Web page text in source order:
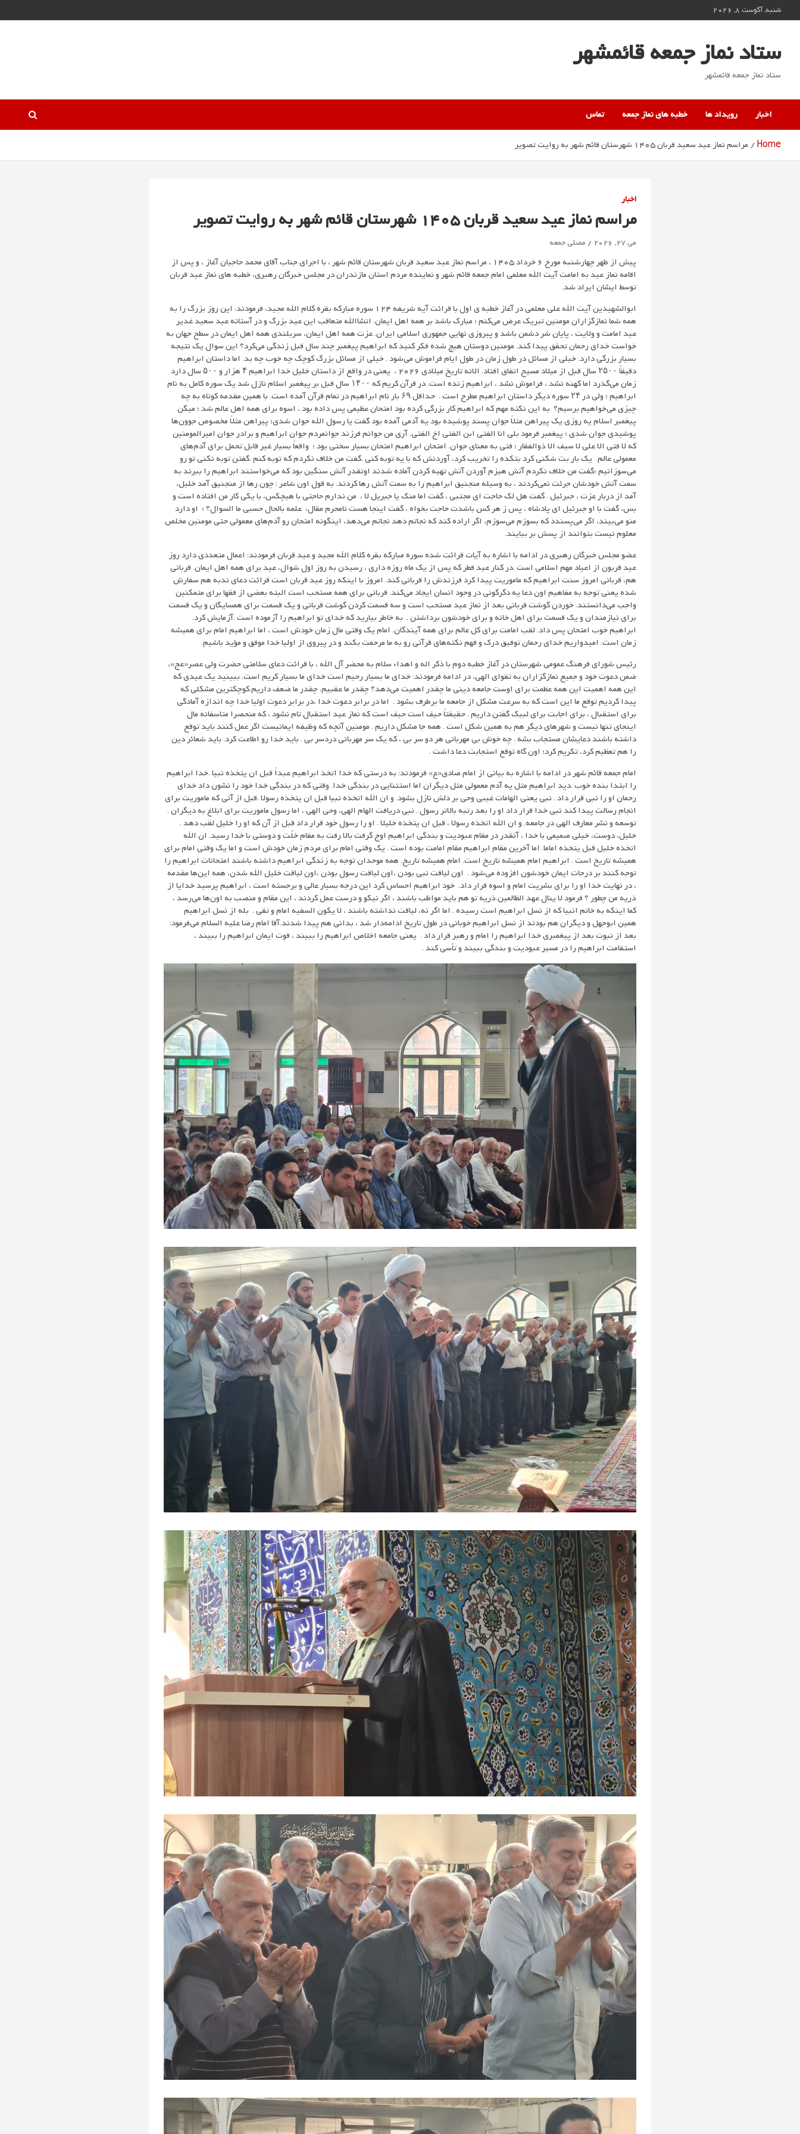
to
شنبه, آگوست 8, 2026
ستاد نماز جمعه قائمشهر
ستاد نماز جمعه قائمشهر
اخبار رویداد ها خطبه های نماز جمعه تماس
Home مراسم نماز عید سعید قربان 1405 شهرستان قائم شهر به روایت تصویر
اخبار
مراسم نماز عید سعید قربان 1405 شهرستان قائم شهر به روایت تصویر
می 27, 2026 مصلی جمعه
پیش از ظهر چهارشنبه مورخ 6 خرداد 1405 ، مراسم نماز عید سعید قربان شهرستان قائم شهر ، با اجرای جناب آقای محمد حاجیان آغاز ، و پس از
اقامه نماز عید به امامت آیت الله معلمی امام جمعه قائم شهر و نماینده مردم استان مازندران در مجلس خبرگان رهبری، خطبه های نماز عید قربان
توسط ایشان ایراد شد.
ابوالشهیدین آیت الله علی معلمی در آغاز خطبه ی اول با قرائت آیه شریفه 124 سوره مبارکه بقره کلام الله مجید، فرمودند: این روز بزرگ را به
همه شما نمازگزاران مومنین تبریک عرض می‌کنم ؛ مبارک باشد بر همه اهل ایمان. انشاالله متعاقب این عید بزرگ و در آستانه عید سعید غدیر
عید امامت و ولایت ، پایان شر دشمن باشد و پیروزی نهایی جمهوری اسلامی ایران. عزت همه اهل ایمان، سربلندی همه اهل ایمان در سطح جهان به
خواست خدای رحمان تحقق پیدا کند. مومنین دوستان هیچ شده فکر کنید که ابراهیم پیغمبر چند سال قبل زندگی می‌کرد؟ این سوال یک نتیجه
بسیار بزرگی دارد. خیلی از مسائل در طول زمان در طول ایام فراموش می‌شود . خیلی از مسائل بزرگ کوچک چه خوب چه بد. اما داستان ابراهیم
دقیقاً ۲۵۰۰ سال قبل از میلاد مسیح اتفاق افتاد. الانه تاریخ میلادی 2026 ، یعنی در واقع از داستان خلیل خدا ابراهیم ۴ هزار و ۵۰۰ سال دارد
زمان می‌گذرد اما کهنه نشد ، فراموش نشد ، ابراهیم زنده است. در قرآن کریم که ۱۴۰۰ سال قبل بر پیغمبر اسلام نازل شد یک سوره کامل به نام
ابراهیم ؛ ولی در ۲۴ سوره دیگر داستان ابراهیم مطرح است . حداقل ۶۹ بار نام ابراهیم در تمام قرآن آمده است. با همین مقدمه کوتاه به چه
چیزی می‌خواهیم برسیم؟ به این نکته مهم که ابراهیم کار بزرگی کرده بود امتحان عظیمی پس داده بود ، اسوه برای همه اهل عالم شد ؛ میگن
پیغمبر اسلام یه روزی یک پیراهن مثلاً جوان پسند پوشیده بود یه آدمی آمده بود گفت یا رسول الله جوان شدی؛ پیراهن مثلاً مخصوص جوون‌ها
پوشیدی جوان شدی ؛ پیغمبر فرمود بلی انا الفتی ابن الفتی اخ الفتی. آری من جوانم فرزند جوانمردم جوان ابراهیم و برادر جوان امیرالمومنین
که لا فتی الا علی لا سیف الا ذوالفقار ؛ فتی به معنای جوان. امتحان ابراهیم امتحان بسیار سختی بود ؛ واقعاً بسیار غیر قابل تحمل برای آدم‌های
معمولی عالم. یک بار بت شکنی کرد بتکده را تخریب کرد، آوردنش که با یه توبه کنی .گفت من خلاف نکردم که توبه کنم .گفتن توبه نکنی تو رو
می‌سوزانیم ؛گفت من خلاف نکردم آتش هیزم آوردن آتش تهیه کردن آماده شدند اونقدر آتش سنگین بود که می‌خواستند ابراهیم را ببرند به
سمت آتش خودشان جرئت نمی‌کردند ، به وسیله منجنیق ابراهیم را به سمت آتش رها کردند. به قول اون شاعر : چون رها از منجنیق آمد خلیل،
آمد از دربار عزت ، جبرئیل . گفت هل لک حاجت ای مجتبی ، گفت اما منک یا جبریل لا ، من ندارم حاجتی با هیچکس، با یکی کار من افتاده است و
بس، گفت با او جبرئیل ای پادشاه ، پس ز هر کس باشدت حاجت بخواه ، گفت اینجا هست نامحرم مقال، علمه بالحال حسبی ما السوال؟ ؛ او دارد
منو می‌بیند، اگر می‌پسندد که بسوزم می‌سوزم، اگر اراده کند که نجاتم دهد نجاتم می‌دهد، اینگونه امتحان رو آدم‌های معمولی حتی مومنین مخلص
معلوم نیست بتوانند از پسش بر بیایند.
عضو مجلس خبرگان رهبری در ادامه با اشاره به آیات قرائت شده سوره مبارکه بقره کلام الله مجید و عید قربان فرمودند: اعمال متعددی دارد روز
عید قربون از اعیاد مهم اسلامی است .در کنار عید فطر که پس از یک ماه روزه داری ، رسیدن به روز اول شوال، عید برای همه اهل ایمان. قربانی
هم، قربانی امروز سنت ابراهیم که ماموریت پیدا کرد فرزندش را قربانی کند. امروز با اینکه روز عید قربان است قرائت دعای ندبه هم سفارش
شده یعنی توجه به مفاهیم اون دعا یه دگرگونی در وجود انسان ایجاد می‌کند. قربانی برای همه مستحب است البته بعضی از فقها برای متمکنین
واجب می‌دانستند. خوردن گوشت قربانی بعد از نماز عید مستحب است و سه قسمت کردن گوشت قربانی و یک قسمت برای همسایگان و یک قسمت
برای نیازمندان و یک قسمت برای اهل خانه و برای خودشون برداشتن . به خاطر بیارید که خدای تو ابراهیم را آزموده است .آزمایش کرد.
ابراهیم خوب امتحان پس داد. لقب امامت برای کل عالم برای همه آیندگان. امام یک وقتی مال زمان خودش است ، اما ابراهیم امام برای همیشه
زمان است. امیدواریم خدای رحمان توفیق درک و فهم نکته‌های قرآنی رو به ما مرحمت بکند و در پیروی از اولیا خدا موفق و مؤید باشیم.
رئیس شورای فرهنگ عمومی شهرستان در آغاز خطبه دوم با ذکر اله و اهداء سلام به محضر آل الله ، با قرائت دعای سلامتی حضرت ولی عصر«عج»،
ضمن دعوت خود و جمیع نمازگزاران به تقوای الهی، در ادامه فرمودند: خدای ما بسیار رحیم است خدای ما بسیار کریم است. ببینید یک عیدی که
این همه اهمیت این همه عظمت برای اوست جامعه دینی ما چقدر اهمیت می‌دهد؟ چقدر ما عقبیم. چقدر ما ضعف داریم.کوچکترین مشکلی که
پیدا کردیم توقع ما این است که به سرعت مشکل از جامعه ما برطرف بشود . اما در برابر دعوت خدا ،در برابر دعوت اولیا خدا چه اندازه آمادگی
برای استقبال ، برای اجابت برای لبیک گفتن داریم . حقیقتاً حیف است حیف است که نماز عید استقبال تام نشود ، که منحصرا متاسفانه مال
اینجای تنها نیست و شهرهای دیگر هم به همین شکل است . همه جا مشکل داریم . مومنین آنچه که وظیفه ایمانیست اگر عمل کنند باید توقع
داشته باشند دعایشان مستجاب بشه . چه خوش بی مهربانی هر دو سر بی ، که یک سر مهربانی دردسر بی . باید خدا رو اطاعت کرد. باید شعائر دین
را هم تعظیم کرد، تکریم کرد؛ اون گاه توقع استجابت دعا داشت .
امام جمعه قائم شهر در ادامه با اشاره به بیانی از امام صادق«ع» فرمودند: به درستی که خدا اتخذ ابراهیم عبداً قبل ان یتخذه نبیا .خدا ابراهیم
را ابتدا بنده خوب .دید ابراهیم مثل یه آدم معمولی مثل دیگران اما استثنایی در بندگی خدا. وقتی که در بندگی خدا خود را نشون داد خدای
رحمان او را نبی قرار داد . نبی یعنی الهامات غیبی وحی بر دلش نازل بشود. و ان الله اتخذه نبیا قبل ان یتخذه رسولا .قبل از آنی که ماموریت برای
انجام رسالت پیدا کند نبی خدا قرار داد او را بعد رتبه بالاتر رسول . نبی دریافت الهام الهی، وحی الهی ، اما رسول ماموریت برای ابلاغ به دیگران .
توسعه و نشر معارف الهی در جامعه. و ان الله اتخذه رسولا ، قبل ان یتخذه خلیلا . او را رسول خود قرار داد قبل از آن که او را خلیل لقب دهد .
خلیل، دوست، خیلی صمیمی با خدا ، آنقدر در مقام عبودیت و بندگی ابراهیم اوج گرفت بالا رفت به مقام خلّت و دوستی با خدا رسید. ان الله
اتخذه خلیل قبل یتخذه اماما. اما آخرین مقام ابراهیم مقام امامت بوده است . یک وقتی امام برای مردم زمان خودش است و اما یک وقتی امام برای
همیشه تاریخ است . ابراهیم امام همیشه تاریخ است. امام همیشه تاریخ. همه موحدان توجه به زندگی ابراهیم داشته باشند امتحانات ابراهیم را
توجه کنند بر درجات ایمان خودشون افزوده می‌شود . اون لیاقت نبی بودن ،اون لیاقت رسول بودن ،اون لیاقت خلیل الله شدن، همه این‌ها مقدمه
، در نهایت خدا او را برای بشریت امام و اسوه قرار داد. خود ابراهیم احساس کرد این درجه بسیار عالی و برجسته است ، ابراهیم پرسید خدایا از
ذریه من چطور ؟ فرمود لا ینال عهد الظالمین.ذریه تو هم باید مواظب باشند ، اگر نیکو و درست عمل کردند ، این مقام و منصب به اون‌ها می‌رسد ،
کما اینکه به خاتم انبیا که از نسل ابراهیم است رسیده . اما اگر نه، لیاقت نداشته باشند ، لا یکون السفیه امام و تقی . بله از نسل ابراهیم
همین ابوجهل و دیگران هم بودند از نسل ابراهیم خوبانی در طول تاریخ ادامه‌دار شد ، بَدانی هم پیدا شدند.آقا امام رضا علیه السلام می‌فرمود:
بعد از نبوت بعد از پیغمبری خدا ابراهیم را امام و رهبر قرار داد . یعنی جامعه اخلاص ابراهیم را ببیند ، قوت ایمان ابراهیم را ببیند ،
استقامت ابراهیم را در مسیر عبودیت و بندگی ببیند و تأسی کند .